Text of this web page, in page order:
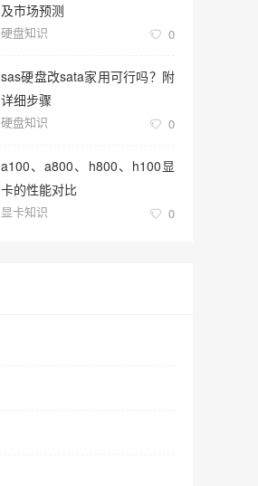
及市场预测
硬盘知识 0
sas硬盘改sata家用可行吗？附
详细步骤
硬盘知识 0
a100、a800、h800、h100显
卡的性能对比
显卡知识 0